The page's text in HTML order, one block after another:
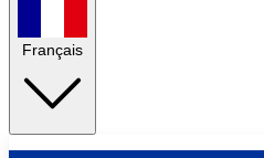
Français